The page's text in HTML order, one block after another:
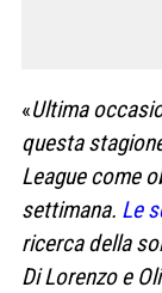
«Ultima
questa
League come
settimana. Le
ricerca della
Di Lorenzo e